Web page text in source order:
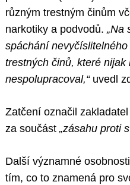
různým trestným činům
narkotiky a podvodů. „Na
spáchání
trestných činů, které
nespolupracoval,“ uvedl
Zatčení označil
za součást „zásahu proti
Další významné
tím, co to znamená pro